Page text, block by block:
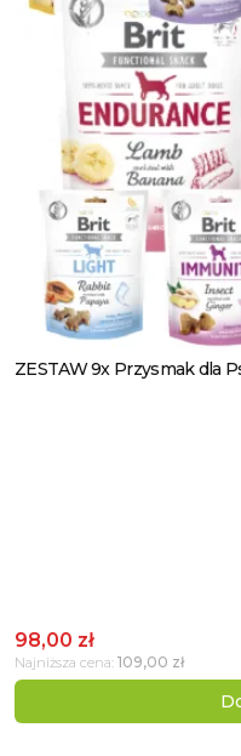
Zobacz produkt
ZESTAW 9x Przysmak dla
98,00 zł
Najniższa cena: 109,00 zł